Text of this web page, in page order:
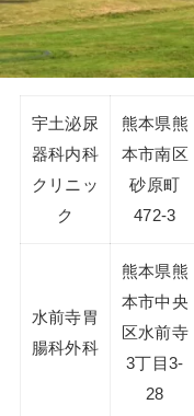
宇土泌尿
器科内科
クリニッ
ク
熊本県熊
本市南区
砂原町
472-3
水前寺胃
腸科外科
熊本県熊
本市中央
区水前寺
3丁目3-
28